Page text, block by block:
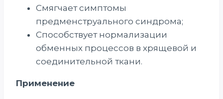
Смягчает симптомы
предменструального синдрома;
Способствует нормализации
обменных процессов в хрящевой и
соединительной ткани.
Применение